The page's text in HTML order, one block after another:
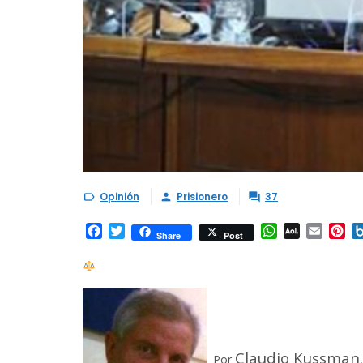
 Opinión  Prisionero  37
Facebook
TwitterShare Post WhatsApp
AOL Email
Por Claudio Kussman.